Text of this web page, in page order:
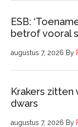
ESB:
betrof vooral
augustus 7, 2026 By
Krakers zitten
dwars
augustus 7, 2026 By